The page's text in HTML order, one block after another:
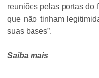
reuniões pelas portas do
que não tinham
suas bases”.
Saiba mais